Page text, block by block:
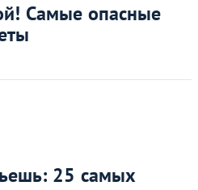
Самые опасные
25 самых